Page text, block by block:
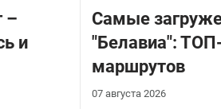
–
и
Самые
"Белавиа":
маршрутов
07 августа 2026